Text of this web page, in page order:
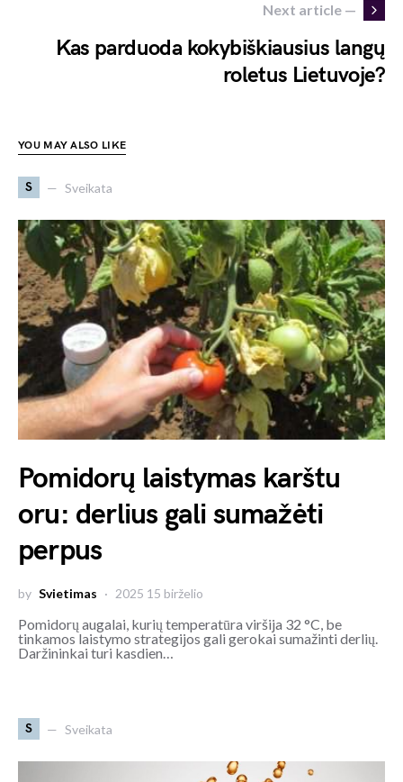
Next article —
Kas parduoda kokybiškiausius langų
roletus Lietuvoje?
YOU MAY ALSO LIKE
S Sveikata
Pomidorų laistymas karštu
oru: derlius gali sumažėti
perpus
by Svietimas 2025 15 birželio
Pomidorų augalai, kurių temperatūra viršija 32 °C, be
tinkamos laistymo strategijos gali gerokai sumažinti derlių.
Daržininkai turi kasdien…
S Sveikata